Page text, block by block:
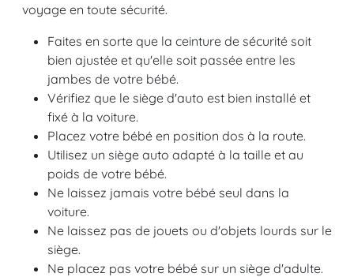
voyage en toute sécurité.
Faites en sorte que la ceinture de sécurité soit
bien ajustée et qu'elle soit passée entre les
jambes de votre bébé.
Vérifiez que le siège d'auto est bien installé et
fixé à la voiture.
Placez votre bébé en position dos à la route.
Utilisez un siège auto adapté à la taille et au
poids de votre bébé.
Ne laissez jamais votre bébé seul dans la
voiture.
Ne laissez pas de jouets ou d'objets lourds sur le
siège.
Ne placez pas votre bébé sur un siège d'adulte.